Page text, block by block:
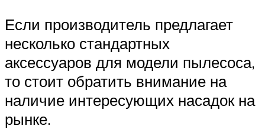
Если производитель предлагает
несколько стандартных
аксессуаров для модели пылесоса,
то стоит обратить внимание на
наличие интересующих насадок на
рынке.